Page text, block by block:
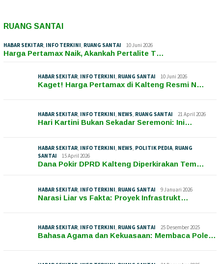
RUANG SANTAI
HABAR SEKITAR, INFO TERKINI, RUANG SANTAI 10 Juni 2026
Harga Pertamax Naik, Akankah Pertalite T…
HABAR SEKITAR, INFO TERKINI, RUANG SANTAI 10 Juni 2026
Kaget! Harga Pertamax di Kalteng Resmi N…
HABAR SEKITAR, INFO TERKINI, NEWS, RUANG SANTAI 21 April 2026
Hari Kartini Bukan Sekadar Seremoni: Ini…
HABAR SEKITAR, INFO TERKINI, NEWS, POLITIK PEDIA, RUANG
SANTAI
15 April 2026
Dana Pokir DPRD Kalteng Diperkirakan Tem…
HABAR SEKITAR, INFO TERKINI, RUANG SANTAI 9 Januari 2026
Narasi Liar vs Fakta: Proyek Infrastrukt…
HABAR SEKITAR, INFO TERKINI, RUANG SANTAI 25 Desember 2025
Bahasa Agama dan Kekuasaan: Membaca Pole…